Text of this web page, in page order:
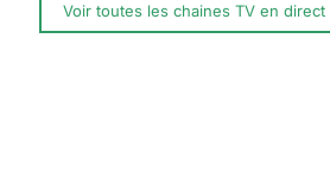
Voir toutes les chaines TV en direct